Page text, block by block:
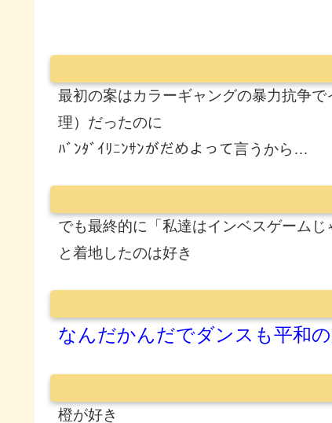
最初の案はカラーギャングの暴力抗争
理）だったのに
ﾊﾞﾝﾀﾞｲﾘﾆﾝｻﾝがだめよって言うから…
でも最終的に「私達はインベスゲーム
と着地したのは好き
なんだかんだでダンスも平和
橙が好き